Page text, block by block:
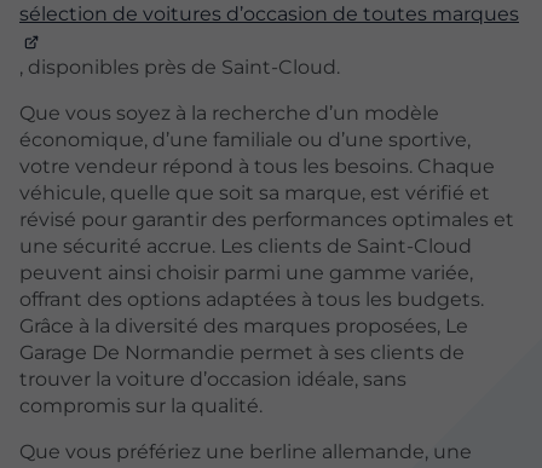
sélection de voitures d’occasion de toutes marques
, disponibles près de Saint-Cloud.
Que vous soyez à la recherche d’un modèle
économique, d’une familiale ou d’une sportive,
votre vendeur répond à tous les besoins. Chaque
véhicule, quelle que soit sa marque, est vérifié et
révisé pour garantir des performances optimales et
une sécurité accrue. Les clients de Saint-Cloud
peuvent ainsi choisir parmi une gamme variée,
offrant des options adaptées à tous les budgets.
Grâce à la diversité des marques proposées, Le
Garage De Normandie permet à ses clients de
trouver la voiture d’occasion idéale, sans
compromis sur la qualité.
Que vous préfériez une berline allemande, une